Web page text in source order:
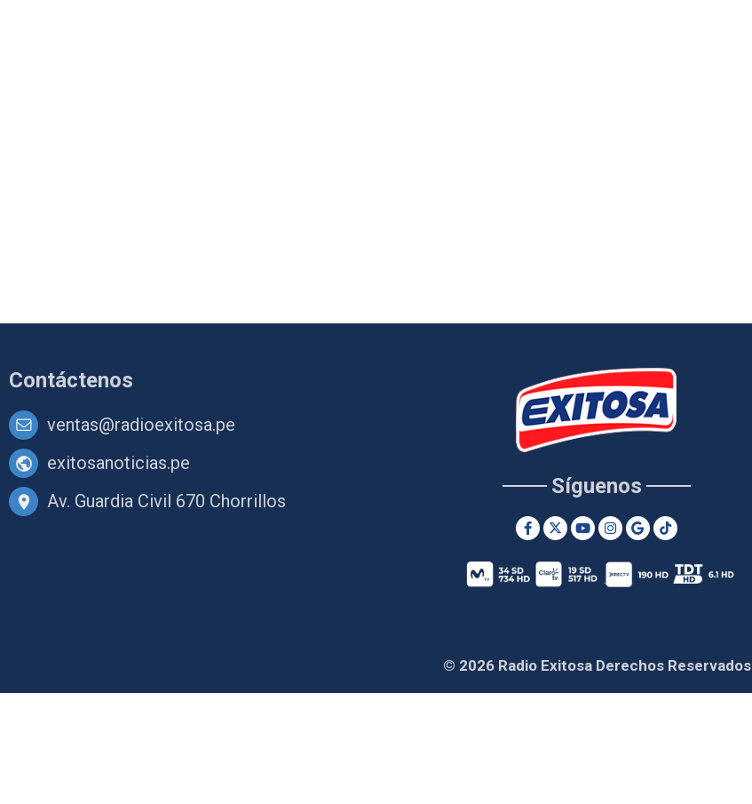
Contáctenos
ventas@radioexitosa.pe
exitosanoticias.pe
Av. Guardia Civil 670 Chorrillos
Síguenos
© 2026 Radio Exitosa Derechos Reservados